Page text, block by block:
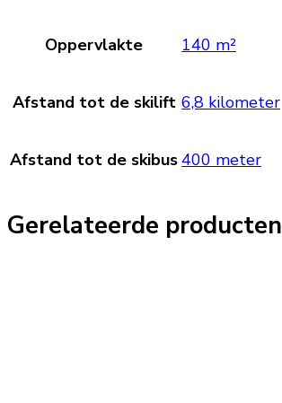
Oppervlakte 140 m²
Afstand tot de skilift 6,8 kilometer
Afstand tot de skibus400 meter
Gerelateerde producten